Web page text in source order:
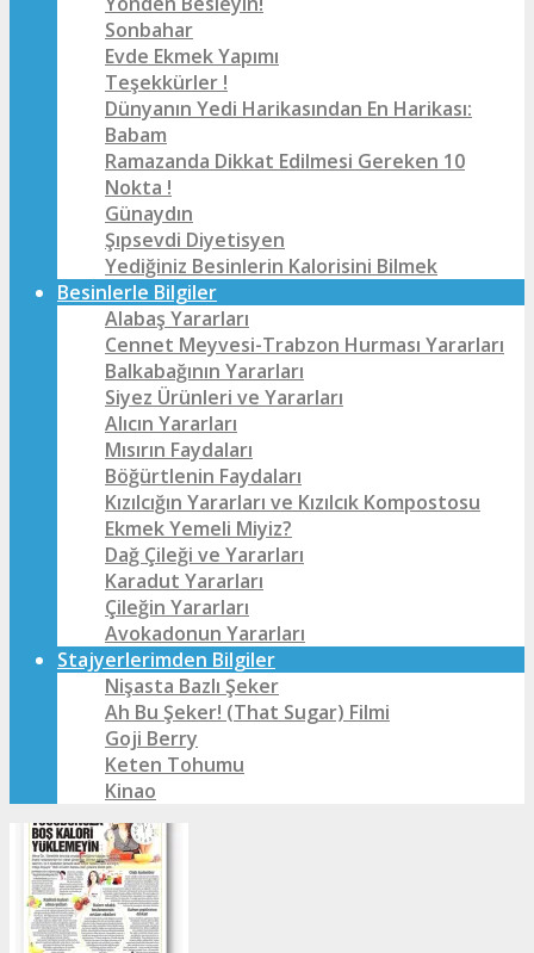
Sonbahar
Evde Ekmek Yapımı
Teşekkürler !
Dünyanın Yedi Harikasından En Harikası:
Babam
Ramazanda Dikkat Edilmesi Gereken 10
Nokta !
Günaydın
Şıpsevdi Diyetisyen
Yediğiniz Besinlerin Kalorisini Bilmek
Besinlerle Bilgiler
Alabaş Yararları
Cennet Meyvesi-Trabzon Hurması Yararları
Balkabağının Yararları
Siyez Ürünleri ve Yararları
Alıcın Yararları
Mısırın Faydaları
Böğürtlenin Faydaları
Kızılcığın Yararları ve Kızılcık Kompostosu
Ekmek Yemeli Miyiz?
Dağ Çileği ve Yararları
Karadut Yararları
Çileğin Yararları
Avokadonun Yararları
Stajyerlerimden Bilgiler
Nişasta Bazlı Şeker
Ah Bu Şeker! (That Sugar) Filmi
Goji Berry
Keten Tohumu
Kinao